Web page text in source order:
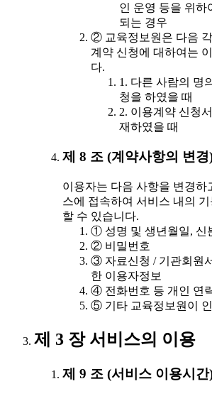
인 운영 등을 위하
되는 경우
② 교육정보원은 다음
계약 신청에 대하여는
다.
1. 다른 사람의 명
청을 하였을 때
2. 이용계약 신청
재하였을 때
제 8 조 (계약사항의 변경
이용자는 다음 사항을 변경하
스에 접속하여 서비스 내의
할 수 있습니다.
① 성명 및 생년월일, 신
② 비밀번호
③ 자료신청 / 기관회원
한 이용자정보
④ 전화번호 등 개인 연
⑤ 기타 교육정보원이
제 3 장 서비스의 이용
제 9 조 (서비스 이용시간